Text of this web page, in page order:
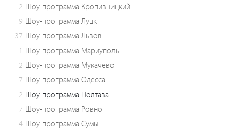
2 Шоу-программа Кропивницкий
9 Шоу-программа Луцк
37 Шоу-программа Львов
1 Шоу-программа Мариуполь
2 Шоу-программа Мукачево
7 Шоу-программа Одесса
2 Шоу-программа Полтава
7 Шоу-программа Ровно
4 Шоу-программа Сумы